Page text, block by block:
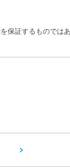
保証するものではあ